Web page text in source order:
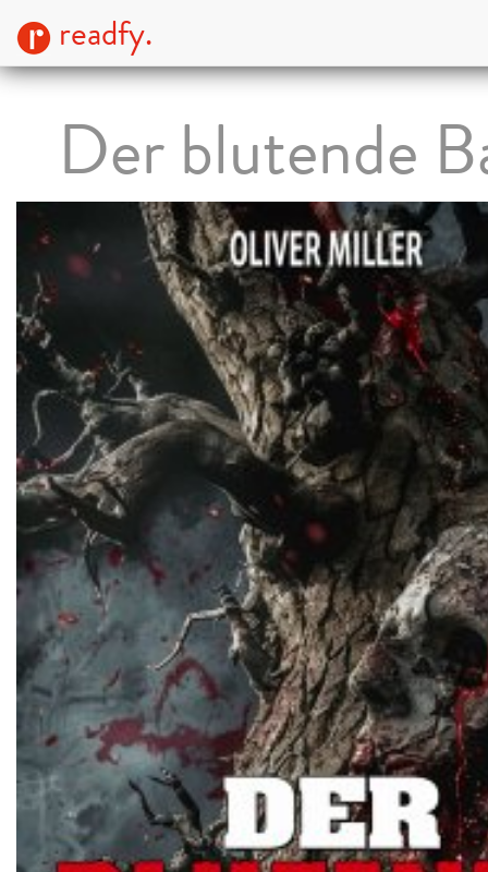
readfy.
Der blutende